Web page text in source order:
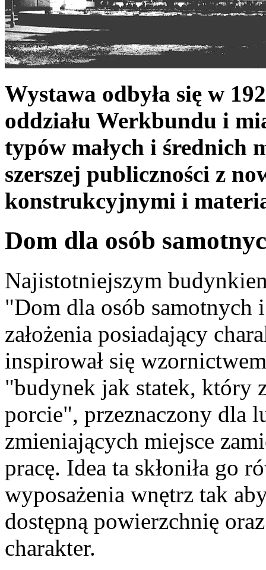
Wystawa odbyła się w
oddziału Werkbundu i
typów małych i średnich
szerszej publiczności z
konstrukcyjnymi i
Dom dla osób
Najistotniejszym
"Dom dla osób samotnych
założenia posiadający
inspirował się
"budynek jak statek, który
porcie", przeznaczony dla
zmieniających miejsce
pracę. Idea ta skłoniła go
wyposażenia wnętrz tak
dostępną powierzchnię
charakter.